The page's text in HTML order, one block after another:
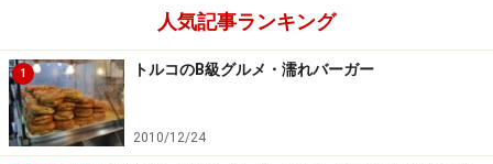
スヌズ？」と言うだけで、もうあなたは立派なトルコ
別れる時の挨拶はこちら……
さようなら Hos cakalin （ホシュ チャカルン）
人気記事ランキング
1 トルコのB級グルメ・濡れバーガー
2010/12/24